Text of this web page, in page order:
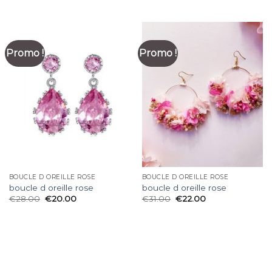
Promo !
BOUCLE D OREILLE ROSE
boucle d oreille rose
€28.00 €20.00
Promo !
BOUCLE D OREILLE ROSE
boucle d oreille rose
€31.00 €22.00